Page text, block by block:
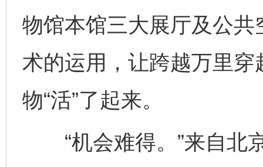
物馆本馆三大展厅及公
术的运用，让跨越万里
物“活”了起来。
“机会难得。”来自北